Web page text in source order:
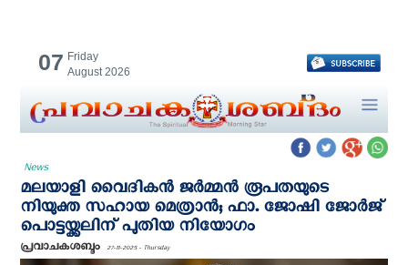
07 Friday
August 2026
News
മലയാളി വൈദികന്‍ ജര്‍മ്മന്‍ രൂപതയുടെ
നിയുക്ത സഹായ മെത്രാന്‍; ഫാ. ജോഷി ജോർജ്
പൊട്ടയ്ക്കലിന് പുതിയ നിയോഗം
പ്രവാചകശബ്ദം 27-11-2025 - Thursday